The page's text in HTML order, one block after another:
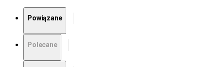
Powiązane
Polecane